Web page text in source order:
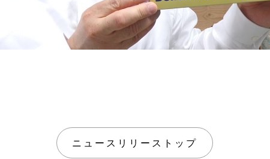
ニュースリリーストップ